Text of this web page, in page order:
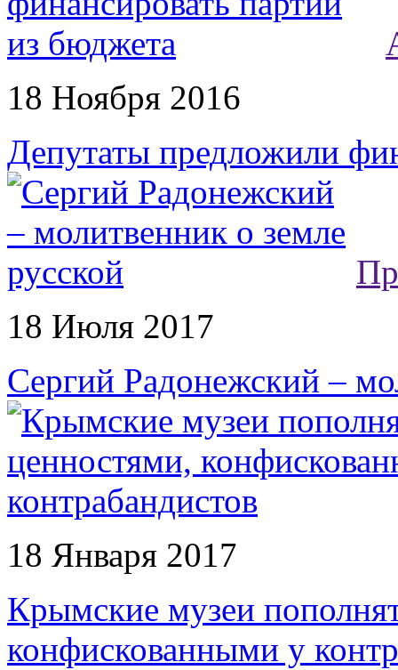
18 Ноября 2016
Депутаты предложили
18 Июля 2017
Сергий Радонежский –
18 Января 2017
Крымские музеи
конфискованными у